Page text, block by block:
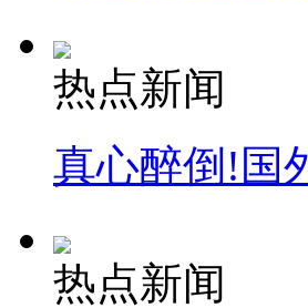
热点新闻
真心醉倒!国
热点新闻